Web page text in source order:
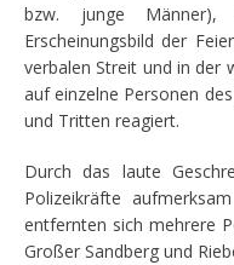
bzw. junge
Erscheinungsbild der
verbalen Streit und in der
auf einzelne Personen
und Tritten reagiert.
Durch das laute
Polizeikräfte
entfernten sich mehrere
Großer Sandberg und